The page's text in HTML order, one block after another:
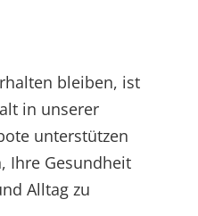
bleiben, ist
in unserer
unterstützen
Ihre Gesundheit
Alltag zu